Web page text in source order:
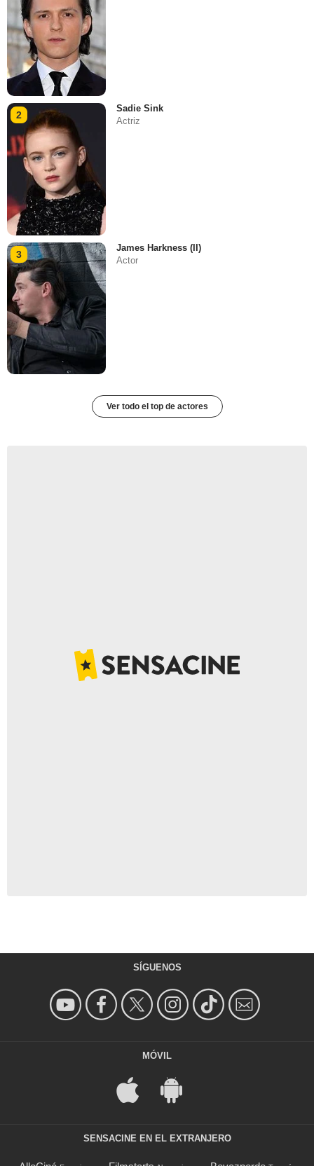
2
Sadie Sink
Actriz
3
James Harkness (II)
Actor
Ver todo el top de actores
SÍGUENOS
MÓVIL
SENSACINE EN EL EXTRANJERO